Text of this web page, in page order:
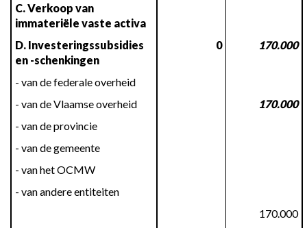
C. Verkoop van
immateriële vaste activa
D. Investeringssubsidies
en -schenkingen
0 170.000
- van de federale overheid
- van de Vlaamse overheid
170.000
- van de provincie
- van de gemeente
- van het OCMW
- van andere entiteiten
170.000